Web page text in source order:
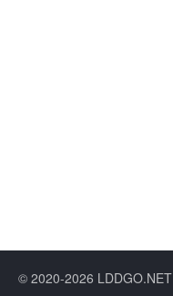
© 2020-2026 LDDGO.NET